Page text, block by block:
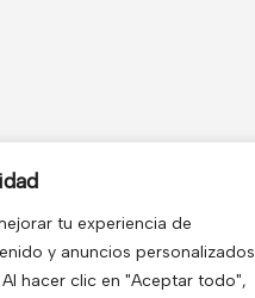
tu experiencia de
y anuncios
hacer clic en "Aceptar todo",